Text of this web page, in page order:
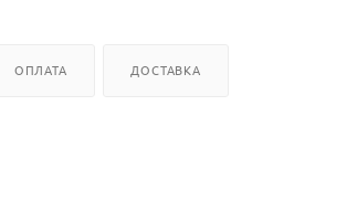
ОПЛАТА ДОСТАВКА